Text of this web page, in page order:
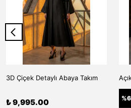
3D Çiçek Detaylı Abaya Takım
₺ 9,995.00 %